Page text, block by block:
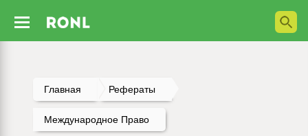
Главная Рефераты
Международное Право